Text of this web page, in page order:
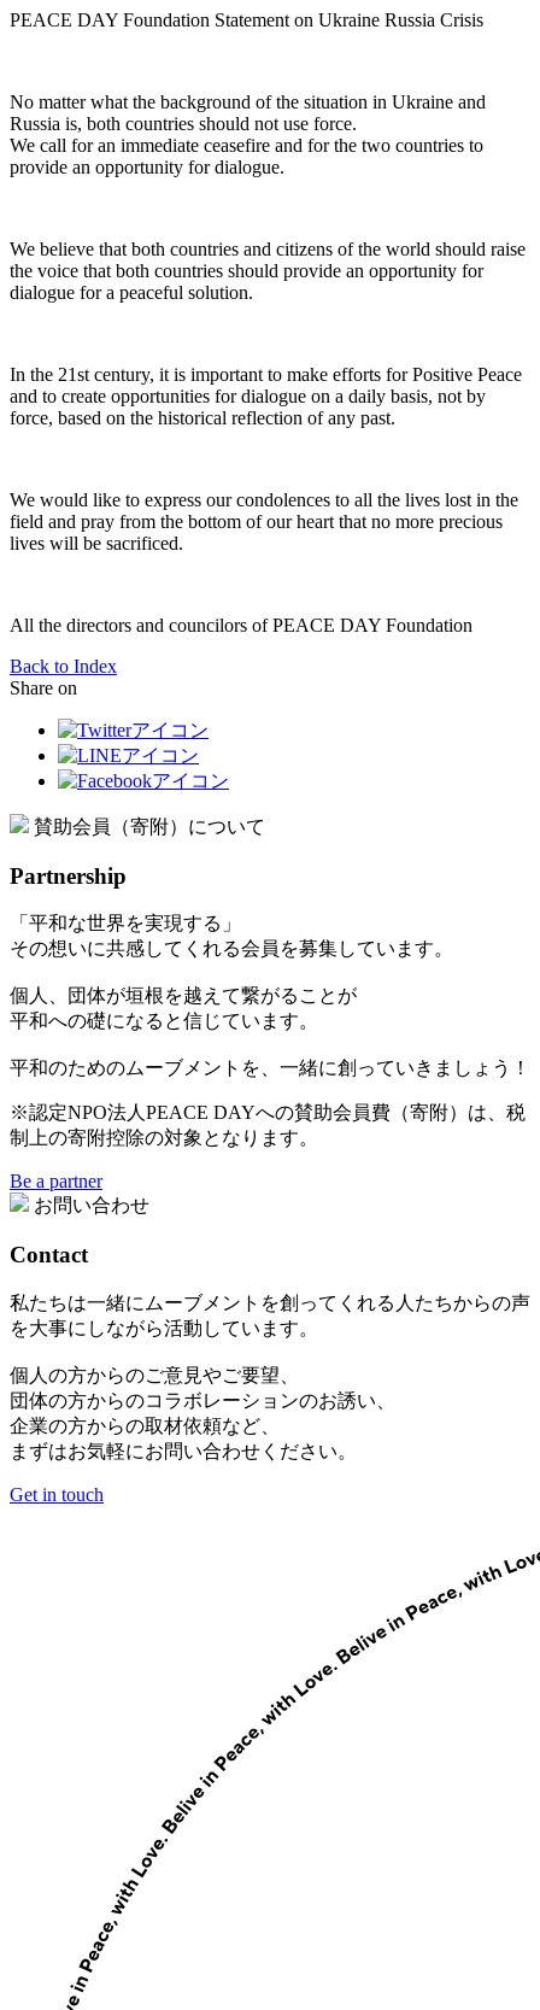
PEACE DAY Foundation Statement on Ukraine Russia Crisis
No matter what the background of the situation in Ukraine and
Russia is, both countries should not use force.
We call for an immediate ceasefire and for the two countries to
provide an opportunity for dialogue.
We believe that both countries and citizens of the world should raise
the voice that both countries should provide an opportunity for
dialogue for a peaceful solution.
In the 21st century, it is important to make efforts for Positive Peace
and to create opportunities for dialogue on a daily basis, not by
force, based on the historical reflection of any past.
We would like to express our condolences to all the lives lost in the
field and pray from the bottom of our heart that no more precious
lives will be sacrificed.
All the directors and councilors of PEACE DAY Foundation
Back to Index
Share on
賛助会員（寄附）について
Partnership
「平和な世界を実現する」
その想いに共感してくれる会員を募集しています。
個人、団体が垣根を越えて繋がることが
平和への礎になると信じています。
平和のためのムーブメントを、一緒に創っていきましょう！
※認定NPO法人PEACE DAYへの賛助会員費（寄附）は、税
制上の寄附控除の対象となります。
Be a partner
お問い合わせ
Contact
私たちは一緒にムーブメントを創ってくれる人たちからの声
を大事にしながら活動しています。
個人の方からのご意見やご要望、
団体の方からのコラボレーションのお誘い、
企業の方からの取材依頼など、
まずはお気軽にお問い合わせください。
Get in touch